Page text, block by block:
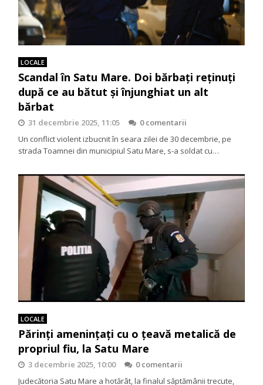
LOCALE
Scandal în Satu Mare. Doi bărbaţi reţinuţi
după ce au bătut şi înjunghiat un alt
bărbat
31 decembrie 2025, 11:05
0 comentarii
Un conflict violent izbucnit în seara zilei de 30 decembrie, pe
strada Toamnei din municipiul Satu Mare, s-a soldat cu…
LOCALE
Părinți amenințați cu o țeavă metalică de
propriul fiu, la Satu Mare
3 decembrie 2025, 10:00
0 comentarii
Judecătoria Satu Mare a hotărât, la finalul săptămânii trecute,